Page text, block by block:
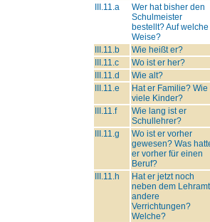
III.11.a
Wer hat bisher den
Schulmeister
bestellt? Auf welche
Weise?
III.11.b
Wie heißt er?
III.11.c
Wo ist er her?
III.11.d
Wie alt?
III.11.e
Hat er Familie? Wie
viele Kinder?
III.11.f
Wie lang ist er
Schullehrer?
III.11.g
Wo ist er vorher
gewesen? Was
er vorher für einen
Beruf?
III.11.h
Hat er jetzt noch
neben dem
andere
Verrichtungen?
Welche?